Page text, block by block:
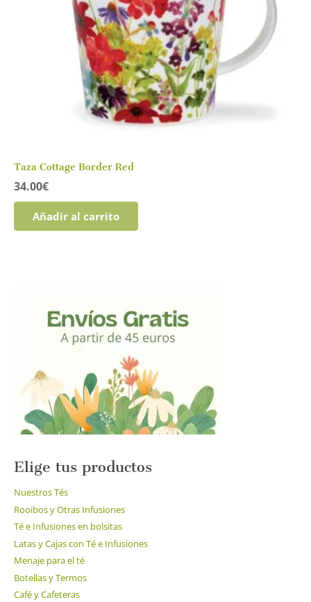
Taza Cottage Border Red
34.00€
Añadir al carrito
Elige tus productos
Nuestros Tés
Rooibos y Otras Infusiones
Té e Infusiones en bolsitas
Latas y Cajas con Té e Infusiones
Menaje para el té
Botellas y Termos
Café y Cafeteras